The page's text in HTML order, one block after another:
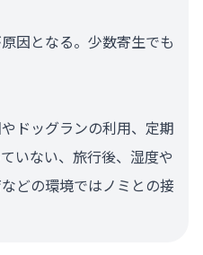
因となる。少数寄生でも
ドッグランの利用、定期
いない、旅行後、湿度や
どの環境ではノミとの接